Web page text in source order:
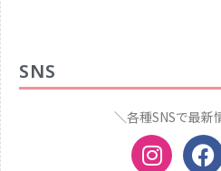
SNS
＼各種SNSで最新